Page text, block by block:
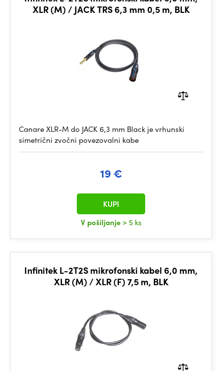
XLR (M) / JACK TRS 6,3 mm 0,5 m, BLK
Canare XLR-M do JACK 6,3 mm Black je vrhunski
simetrični zvočni povezovalni kabe
19 €
V pošiljanje > 5 ks
KUPI
Infinitek L-2T2S mikrofonski kabel 6,0 mm,
XLR (M) / XLR (F) 7,5 m, BLK